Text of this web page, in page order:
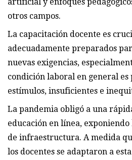
otros campos.
La capacitación docente es
adecuadamente preparados
nuevas exigencias,
condición laboral en general es
estímulos, insuficientes e
La pandemia obligó a una
educación en línea,
de infraestructura. A medida
los docentes se adaptaron a